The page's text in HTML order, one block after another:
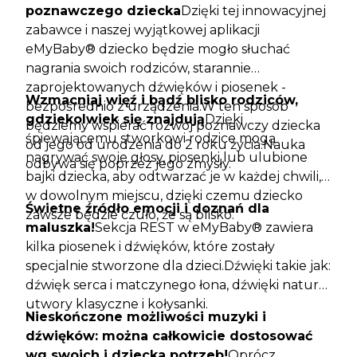
poznawczego dzieckaDzięki tej innowacyjnej
zabawce i naszej wyjątkowej aplikacji
eMyBaby® dziecko będzie mogło słuchać
nagrania swoich rodziców, starannie
zaprojektowanych dźwięków i piosenek -
bezpośrednio z urządzenia.W ten sposób
będziemy wspierać rozwój poznawczy dziecka
od jego od urodzenia do 2 roku życia.Nauka
odbywa się poprzez jego zmysły.
Wzmacniaj więź i bądź blisko rodziców,
gdziekolwiek się znajdująDzięki
śpiewającemu stworkowi rodzice mogą
nagrywać swoje głosy, piosenki lub ulubione
bajki dziecka, aby odtwarzać je w każdej chwili,
w dowolnym miejscu, dzięki czemu dziecko
zawsze będzie czuło, że są blisko.
Świetne źródło emocji i doznań dla
maluszka!Sekcja REST w eMyBaby® zawiera
kilka piosenek i dźwięków, które zostały
specjalnie stworzone dla dzieci.Dźwięki takie jak:
dźwięk serca i matczynego łona, dźwięki natury,
utwory klasyczne i kołysanki.
Nieskończone możliwości muzyki i
dźwięków: można całkowicie dostosować